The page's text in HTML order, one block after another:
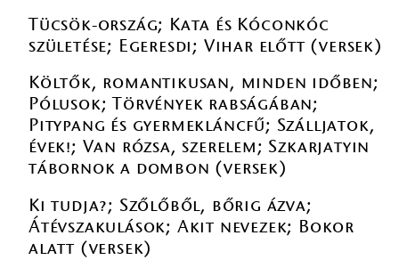
Tücsök-ország; Kata és Kóconkóc
születése; Egeresdi; Vihar előtt (versek)
Költők, romantikusan, minden időben;
Pólusok; Törvények rabságában;
Pitypang és gyermekláncfű; Szálljatok,
évek!; Van rózsa, szerelem; Szkarjatyin
tábornok a dombon (versek)
Ki tudja?; Szőlőből, bőrig ázva;
Átévszakulások; Akit nevezek; Bokor
alatt (versek)